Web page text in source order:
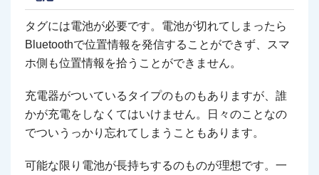
タグには電池が必要です。電池が切れてしまったら
Bluetoothで位置情報を発信することができず、スマ
ホ側も位置情報を拾うことができません。
充電器がついているタイプのものもありますが、誰
かが充電をしなくてはいけません。日々のことなの
でついうっかり忘れてしまうこともあります。
可能な限り電池が長持ちするのものが理想です。一